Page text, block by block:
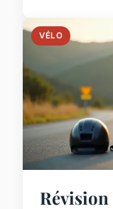
VÉLO
Révision